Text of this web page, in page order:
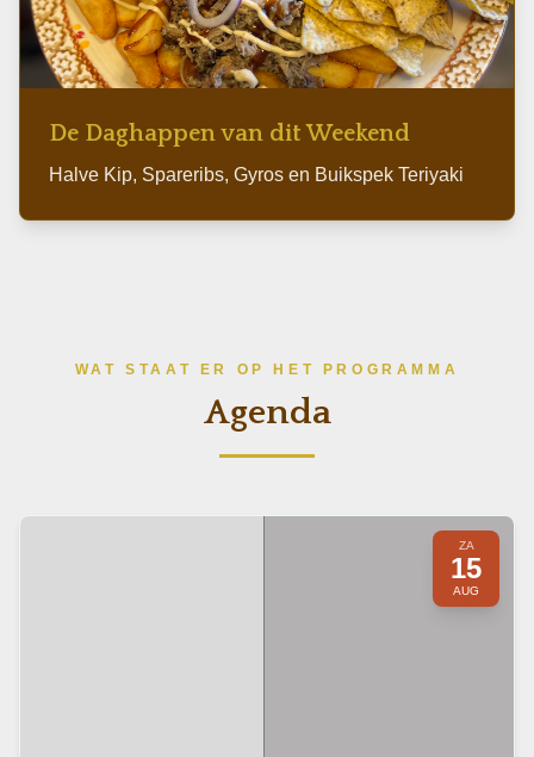
De Daghappen van dit Weekend
Halve Kip, Spareribs, Gyros en Buikspek Teriyaki
WAT STAAT ER OP HET PROGRAMMA
Agenda
ZA
15
AUG